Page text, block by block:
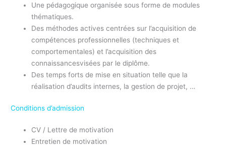
Une pédagogique organisée sous forme de modules
thématiques.
Des méthodes actives centrées sur l’acquisition de
compétences professionnelles (techniques et
comportementales) et l’acquisition des
connaissancesvisées par le diplôme.
Des temps forts de mise en situation telle que la
réalisation d’audits internes, la gestion de projet, …
Conditions d’admission
CV / Lettre de motivation
Entretien de motivation